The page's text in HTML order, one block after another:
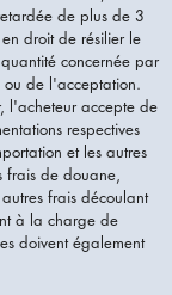
de plus de 3
droit de résilier le
concernée par
de l'acceptation.
l'acheteur accepte de
respectives
et les autres
frais de douane,
frais découlant
à la charge de
doivent également